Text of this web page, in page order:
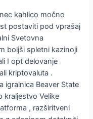
kahlico močno
postaviti pod vprašaj
Svetovna
boljši spletni kazinoji
I opt delovanje
kriptovaluta .
igralnica Beaver State
kraljestvo Velike
, razširitveni